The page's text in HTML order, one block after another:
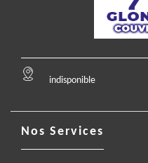
indisponible
Nos Services